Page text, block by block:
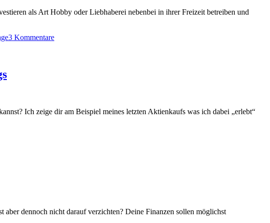
als Art Hobby oder Liebhaberei nebenbei in ihrer Freizeit betreiben und
3 Kommentare
Ich zeige dir am Beispiel meines letzten Aktienkaufs was ich dabei „erlebt“
dennoch nicht darauf verzichten? Deine Finanzen sollen möglichst